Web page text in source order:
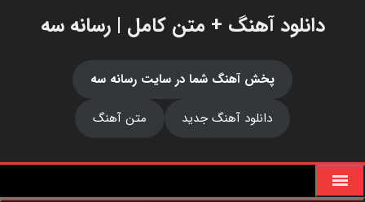
دانلود آهنگ + متن کامل | رسانه سه
پخش آهنگ شما در سایت رسانه سه
دانلود آهنگ جدید
متن آهنگ